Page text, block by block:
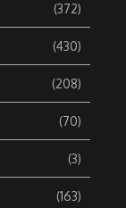
(372)
(430)
(208)
(70)
(3)
(163)